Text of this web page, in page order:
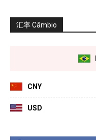
汇率 Câmbio
CNY
USD